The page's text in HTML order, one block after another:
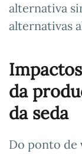
alternativa
alternativas
da
da seda
Do ponto de